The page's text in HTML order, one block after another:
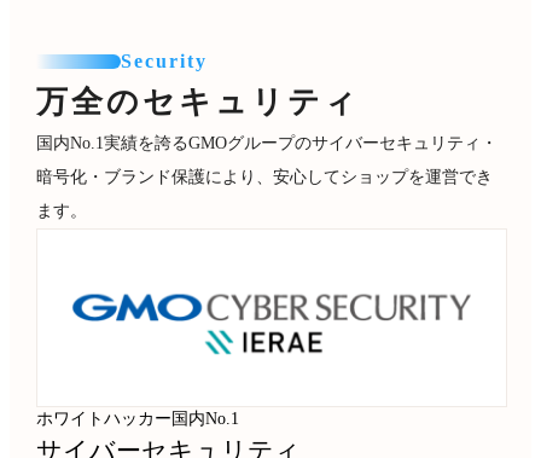
Security
万全のセキュリティ
国内No.1実績を誇るGMOグループのサイバーセキュリティ・
暗号化・ブランド保護により、安心してショップを運営でき
ます。
ホワイトハッカー国内No.1
サイバーセキュリティ